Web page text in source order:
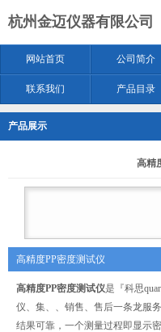
杭州金迈仪器有限公司
网站首页 公司简介
联系我们 产品目录
产品展示
高精
高精度PP密度测试仪
高精度PP密度测试仪是『科思
仪、集、、销售、售后一条龙服
结果可靠，一个测量过程即显示